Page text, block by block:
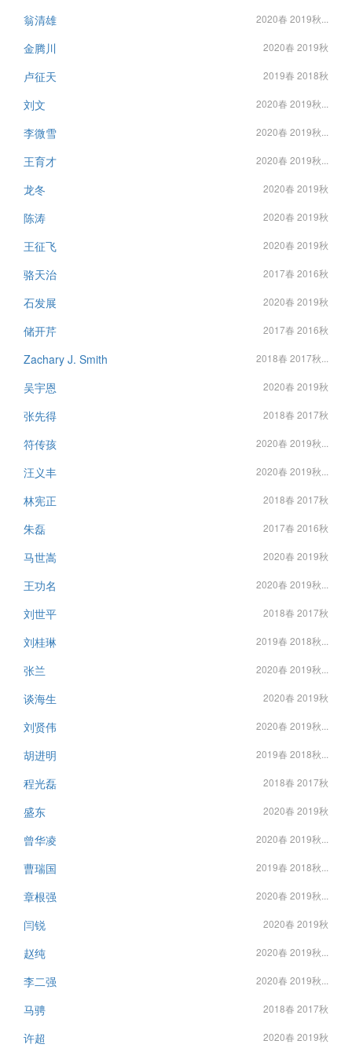
翁清雄 2020春 2019秋...
金腾川 2020春 2019秋
卢征天 2019春 2018秋
刘文 2020春 2019秋...
李微雪 2020春 2019秋...
王育才 2020春 2019秋...
龙冬 2020春 2019秋
陈涛 2020春 2019秋
王征飞 2020春 2019秋
骆天治 2017春 2016秋
石发展 2020春 2019秋
储开芹 2017春 2016秋
Zachary J. Smith 2018春 2017秋...
吴宇恩 2020春 2019秋
张先得 2018春 2017秋
符传孩 2020春 2019秋...
汪义丰 2020春 2019秋...
林宪正 2018春 2017秋
朱磊 2017春 2016秋
马世嵩 2020春 2019秋
王功名 2020春 2019秋...
刘世平 2018春 2017秋
刘桂琳 2019春 2018秋...
张兰 2020春 2019秋...
谈海生 2020春 2019秋
刘贤伟 2020春 2019秋...
胡进明 2019春 2018秋...
程光磊 2018春 2017秋
盛东 2020春 2019秋
曾华凌 2020春 2019秋...
曹瑞国 2019春 2018秋...
章根强 2020春 2019秋...
闫锐 2020春 2019秋
赵纯 2020春 2019秋...
李二强 2020春 2019秋...
马骋 2018春 2017秋
许超 2020春 2019秋